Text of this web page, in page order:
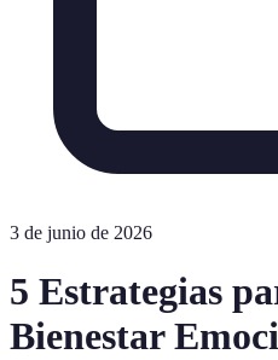
3 de junio de 2026
5 Estrategias
Bienestar